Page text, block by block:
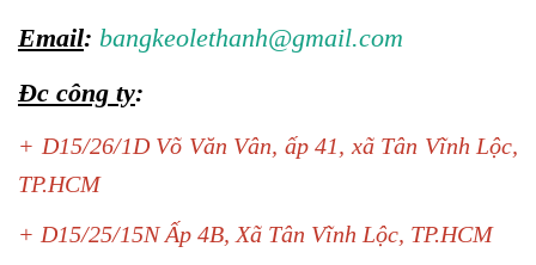
Email: bangkeolethanh@gmail.com
Đc công ty:
+ D15/26/1D Võ Văn Vân, ấp 41, xã Tân Vĩnh Lộc,
TP.HCM
+ D15/25/15N Ấp 4B, Xã Tân Vĩnh Lộc, TP.HCM